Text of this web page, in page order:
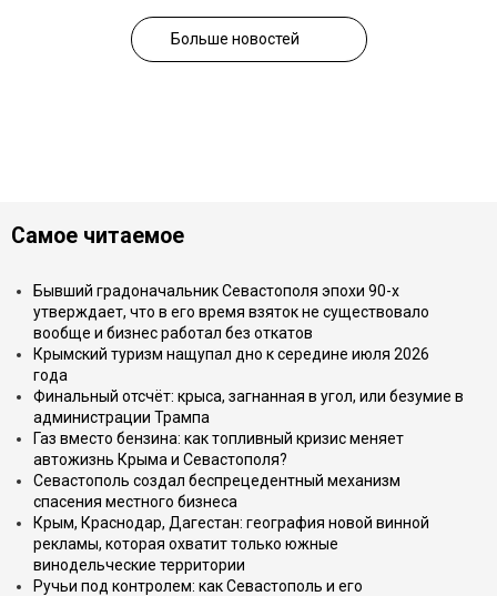
Больше новостей
Самое читаемое
Бывший градоначальник Севастополя эпохи 90-х
утверждает, что в его время взяток не существовало
вообще и бизнес работал без откатов
Крымский туризм нащупал дно к середине июля 2026
года
Финальный отсчёт: крыса, загнанная в угол, или безумие в
администрации Трампа
Газ вместо бензина: как топливный кризис меняет
автожизнь Крыма и Севастополя?
Севастополь создал беспрецедентный механизм
спасения местного бизнеса
Крым, Краснодар, Дагестан: география новой винной
рекламы, которая охватит только южные
винодельческие территории
Ручьи под контролем: как Севастополь и его